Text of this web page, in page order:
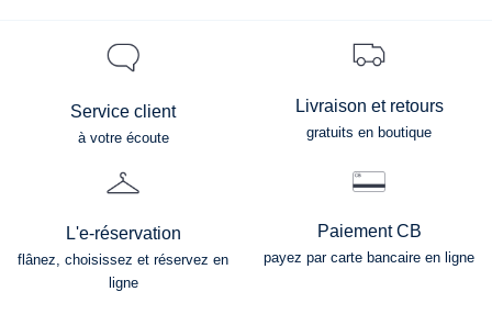
Service client
à votre écoute
Livraison et retours
gratuits en boutique
L'e-réservation
flânez, choisissez et réservez en
ligne
Paiement CB
payez par carte bancaire en ligne